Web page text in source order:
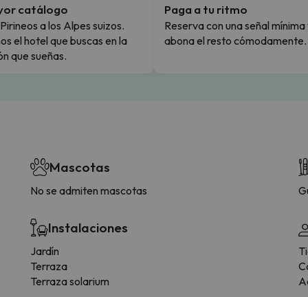
catálogo
a los Alpes suizos.
el hotel que buscas en la
que sueñas.
Paga a tu ritmo
Reserva con una señal mínima
abona el resto cómodamente.
Mascotas
No se admiten mascotas
Instalaciones
Jardín
Terraza
Terraza solarium